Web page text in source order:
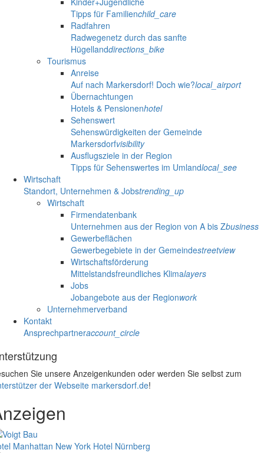
Tipps für Familienchild_care
Radfahren
Radwegenetz durch das sanfte
Hügellanddirections_bike
Tourismus
Anreise
Auf nach Markersdorf! Doch wie?local_airport
Übernachtungen
Hotels & Pensionenhotel
Sehenswert
Sehenswürdigkeiten der Gemeinde
Markersdorfvisibility
Ausflugsziele in der Region
Tipps für Sehenswertes im Umlandlocal_see
Wirtschaft
Standort, Unternehmen & Jobstrending_up
Wirtschaft
Firmendatenbank
Unternehmen aus der Region von A bis Zbusiness
Gewerbeflächen
Gewerbegebiete in der Gemeindestreetview
Wirtschaftsförderung
Mittelstandsfreundliches Klimalayers
Jobs
Jobangebote aus der Regionwork
Unternehmerverband
Kontakt
Ansprechpartneraccount_circle
Sie unsere Anzeigenkunden oder werden Sie selbst zum
der Webseite markersdorf.de!
Manhattan New York Hotel Nürnberg